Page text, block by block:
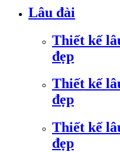
Lâu đài
Thiết kế
đẹp
Thiết kế
đẹp
Thiết kế
đẹp